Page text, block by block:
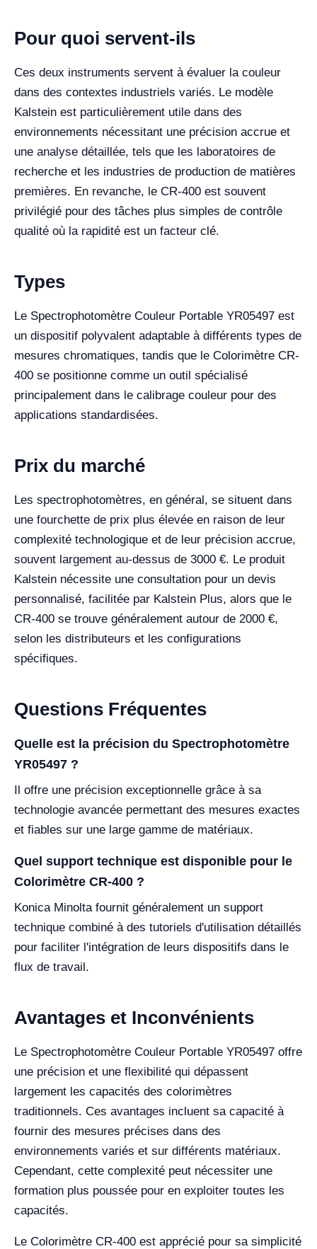
Pour quoi servent-ils
Ces deux instruments servent à évaluer la couleur
dans des contextes industriels variés. Le modèle
Kalstein est particulièrement utile dans des
environnements nécessitant une précision accrue et
une analyse détaillée, tels que les laboratoires de
recherche et les industries de production de matières
premières. En revanche, le CR-400 est souvent
privilégié pour des tâches plus simples de contrôle
qualité où la rapidité est un facteur clé.
Types
Le Spectrophotomètre Couleur Portable YR05497 est
un dispositif polyvalent adaptable à différents types de
mesures chromatiques, tandis que le Colorimètre CR-
400 se positionne comme un outil spécialisé
principalement dans le calibrage couleur pour des
applications standardisées.
Prix du marché
Les spectrophotomètres, en général, se situent dans
une fourchette de prix plus élevée en raison de leur
complexité technologique et de leur précision accrue,
souvent largement au-dessus de 3000 €. Le produit
Kalstein nécessite une consultation pour un devis
personnalisé, facilitée par Kalstein Plus, alors que le
CR-400 se trouve généralement autour de 2000 €,
selon les distributeurs et les configurations
spécifiques.
Questions Fréquentes
Quelle est la précision du Spectrophotomètre
YR05497 ?
Il offre une précision exceptionnelle grâce à sa
technologie avancée permettant des mesures exactes
et fiables sur une large gamme de matériaux.
Quel support technique est disponible pour le
Colorimètre CR-400 ?
Konica Minolta fournit généralement un support
technique combiné à des tutoriels d'utilisation détaillés
pour faciliter l'intégration de leurs dispositifs dans le
flux de travail.
Avantages et Inconvénients
Le Spectrophotomètre Couleur Portable YR05497 offre
une précision et une flexibilité qui dépassent
largement les capacités des colorimètres
traditionnels. Ces avantages incluent sa capacité à
fournir des mesures précises dans des
environnements variés et sur différents matériaux.
Cependant, cette complexité peut nécessiter une
formation plus poussée pour en exploiter toutes les
capacités.
Le Colorimètre CR-400 est apprécié pour sa simplicité